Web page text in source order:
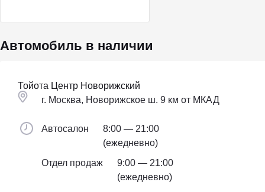
Автомобиль в наличии
Тойота Центр Новорижский
г. Москва, Новорижское ш. 9 км от МКАД
Автосалон
8:00 — 21:00
(ежедневно)
Отдел продаж
9:00 — 21:00
(ежедневно)